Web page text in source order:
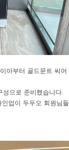
아부터 골드문트 씨어
성으로 준비했습니다.
업이 두두오 회원님들